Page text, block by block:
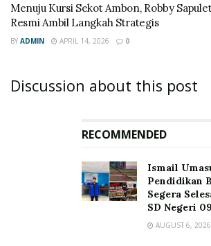
Menuju Kursi Sekot Ambon, Robby
Resmi Ambil Langkah Strategis
BY ADMIN APRIL 14, 2026 0
Discussion about this post
RECOMMENDED
Ismail
Pendidikan
Segera
SD Negeri
AUGUST 6, 2026